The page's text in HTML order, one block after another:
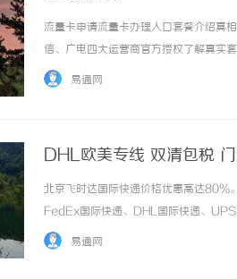
流量卡申请流量卡办理入口套餐介绍真
信、广电四大运营商官方授权了解真实
元流量卡"和"9元流量卡"的真相市面上
易通网
DHL欧美专线 双清包税
递官网
北京飞时达国际快递价格优惠高达80%
FedEx国际快递、DHL国际快递、
务。北京DHL欧美专线，DHL双清包
易通网